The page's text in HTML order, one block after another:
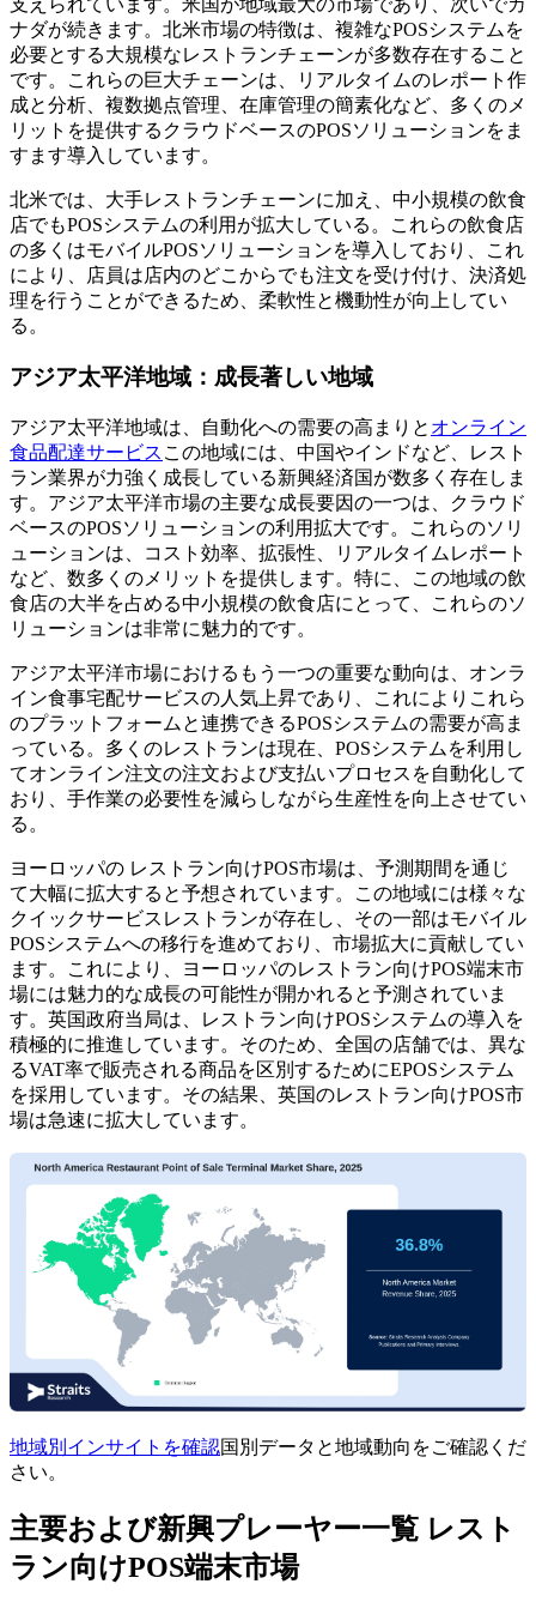
支えられています。米国が地域最大の市場であり、次いでカ
ナダが続きます。北米市場の特徴は、複雑なPOSシステムを
必要とする大規模なレストランチェーンが多数存在すること
です。これらの巨大チェーンは、リアルタイムのレポート作
成と分析、複数拠点管理、在庫管理の簡素化など、多くのメ
リットを提供するクラウドベースのPOSソリューションをま
すます導入しています。
北米では、大手レストランチェーンに加え、中小規模の飲食
店でもPOSシステムの利用が拡大している。これらの飲食店
の多くはモバイルPOSソリューションを導入しており、これ
により、店員は店内のどこからでも注文を受け付け、決済処
理を行うことができるため、柔軟性と機動性が向上してい
る。
アジア太平洋地域：成長著しい地域
アジア太平洋地域は、自動化への需要の高まりと オンライン
食品配達サービス この地域には、中国やインドなど、レスト
ラン業界が力強く成長している新興経済国が数多く存在しま
す。アジア太平洋市場の主要な成長要因の一つは、クラウド
ベースのPOSソリューションの利用拡大です。これらのソリ
ューションは、コスト効率、拡張性、リアルタイムレポート
など、数多くのメリットを提供します。特に、この地域の飲
食店の大半を占める中小規模の飲食店にとって、これらのソ
リューションは非常に魅力的です。
アジア太平洋市場におけるもう一つの重要な動向は、オンラ
イン食事宅配サービスの人気上昇であり、これによりこれら
のプラットフォームと連携できるPOSシステムの需要が高ま
っている。多くのレストランは現在、POSシステムを利用し
てオンライン注文の注文および支払いプロセスを自動化して
おり、手作業の必要性を減らしながら生産性を向上させてい
る。
ヨーロッパの レストラン向けPOS市場は、予測期間を通じ
て大幅に拡大すると予想されています。この地域には様々な
クイックサービスレストランが存在し、その一部はモバイル
POSシステムへの移行を進めており、市場拡大に貢献してい
ます。これにより、ヨーロッパのレストラン向けPOS端末市
場には魅力的な成長の可能性が開かれると予測されていま
す。英国政府当局は、レストラン向けPOSシステムの導入を
積極的に推進しています。そのため、全国の店舗では、異な
るVAT率で販売される商品を区別するためにEPOSシステム
を採用しています。その結果、英国のレストラン向けPOS市
場は急速に拡大しています。
地域別インサイトを確認国別データと地域動向をご確認くだ
さい。
主要および新興プレーヤー一覧 レスト
ラン向けPOS端末市場